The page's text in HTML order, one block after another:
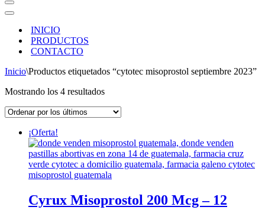
Menú
de
Menú
navegación
INICIO
PRODUCTOS
CONTACTO
Inicio\Productos etiquetados “cytotec misoprostol septiembre 2023”
Mostrando los 4 resultadosOrdenado
los
¡Oferta!
Cyrux Misoprostol 200 Mcg – 12